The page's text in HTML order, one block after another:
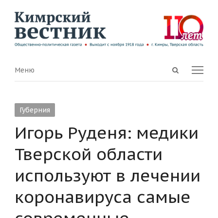
Open
Menu
Меню
Губерния
Игорь Руденя: медики
Тверской области
используют в лечении
коронавируса самые